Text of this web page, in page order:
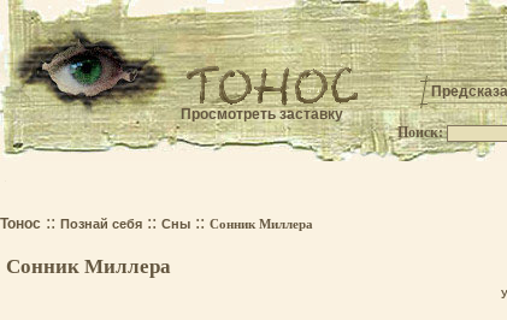
Поиск:
Тонос :: Познай себя :: Сны :: Сонник Миллера
Сонник Миллера
Просмотреть заставку